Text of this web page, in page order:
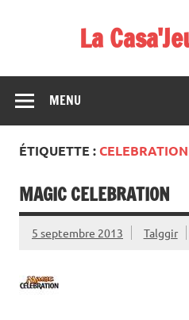
La
démos et
MENU
ÉTIQUETTE :CELEBRATION
MAGIC CELEBRATION
5 septembre 2013 Talggir